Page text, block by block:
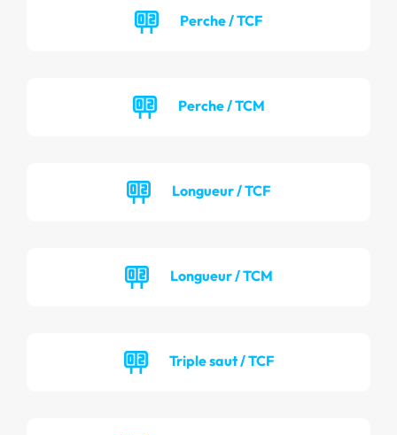
Perche / TCF
Perche / TCM
Longueur / TCF
Longueur / TCM
Triple saut / TCF